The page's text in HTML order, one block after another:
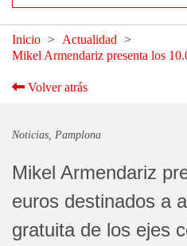
Inicio
Actualidad
Mikel Armendariz presenta los
Volver atrás
Noticias Pamplona
Mikel Armendariz
euros destinados a
gratuita de los ejes